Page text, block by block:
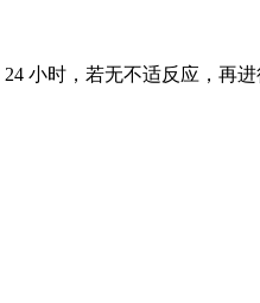
24 小时，若无不适反应，再